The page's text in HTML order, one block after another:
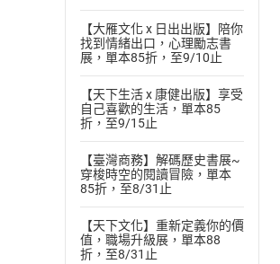
【大雁文化 x 日出出版】陪你
找到情緒出口，心理勵志書
展，單本85折，至9/10止
【天下生活 x 康健出版】享受
自己喜歡的生活，單本85
折，至9/15止
【臺灣商務】解碼歷史書展~
穿梭時空的閱讀冒險，單本
85折，至8/31止
【天下文化】重新定義你的價
值，職場升級展，單本88
折，至8/31止